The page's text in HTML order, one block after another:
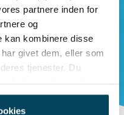
partnere inden for
og
kan kombinere disse
givet dem, eller som
tjenester. Du